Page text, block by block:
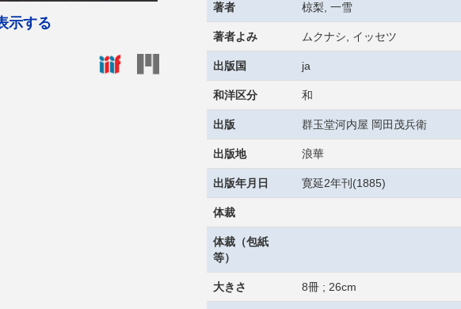
示する
著者 椋梨, 一雪
著者よみ ムクナシ, イッセツ
出版国 ja
和洋区分 和
出版 群玉堂河内屋 岡田茂兵衛
出版地 浪華
出版年月日 寛延2年刊(1885)
体裁
体裁（包紙
等）
大きさ 8冊 ; 26cm